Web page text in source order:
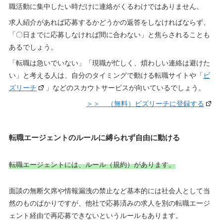
職活動に集中したい時だけに連絡がくるわけではありません。
求人紹介があれば応募するかどうかの返答をしなければならず、
「〇日までに応募しなければ間に合わない」と焦らされることも
あるでしょう。
「転職は急いでいない」「現職が忙しく、煩わしい連絡は避けた
い」と考える人は、自分のタイミングで動ける転職サイトや「ビ
ズリーチ
」などのスカウトサービスが向いているでしょう。
＞＞ （無料）ビズリーチに登録する
転職エージェントのルールに縛られず自由に動ける
転職エージェントには、ルール（規約）があります。
面談の無断欠席や情報漏洩の禁止など基本的には社会人として当
然のものばかりですが、他社で応募済みの求人を別の転職エージ
ェント経由で再応募できないというルールもあります。